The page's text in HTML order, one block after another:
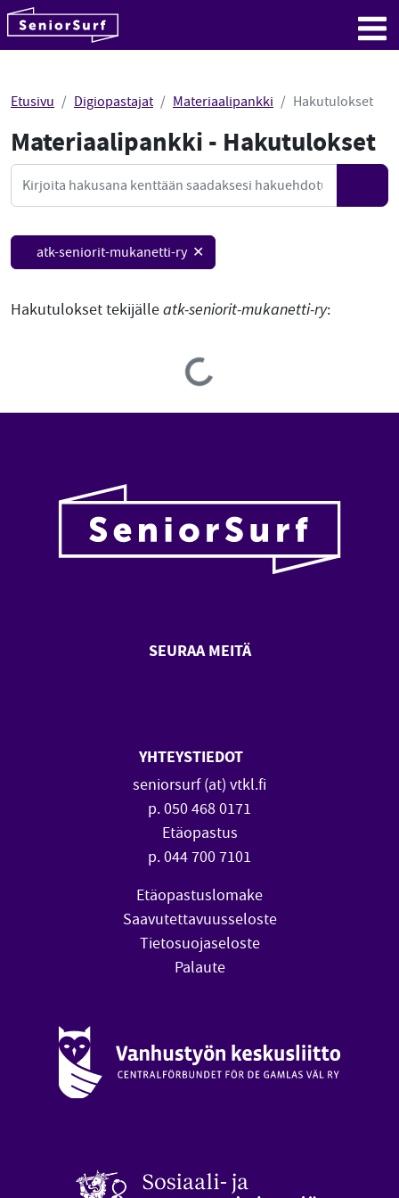
Hyppää sisältöön
Etusivu Digiopastajat Materiaalipankki Hakutulokset
Materiaalipankki - Hakutulokset
Haku
Hae
atk-seniorit-mukanetti-ry ✕
Hakutulokset tekijälleatk-seniorit-mukanetti-ry:
Loading...
SEURAA MEITÄ
YHTEYSTIEDOT
seniorsurf (at) vtkl.fi
p. 050 468 0171
Etäopastus
p. 044 700 7101
Etäopastuslomake
Saavutettavuusseloste
Tietosuojaseloste
Palaute